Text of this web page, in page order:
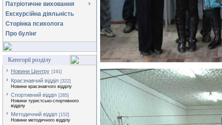
Патріотичне виховання
Екскурсійна діяльність
Сторінка психолога
Про булінг
Категорії розділу
Новини Центру [191]
Краєзнавчий відділ [322]
Новини краєзнавчого відділу
Спортивний відділ [285]
Новини туристсько-спортивного
відділу
Методичний відділ [152]
Новини методичного відділу